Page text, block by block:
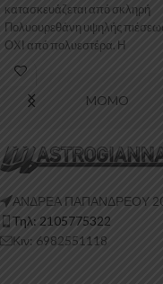
κατασκευάζεται από σκληρή
Πολυουρεθάνη υψηλής
ΟΧΙ από πολυεστέρα. Η
Πολυουρεθάνη
MOMO
ΑΝΔΡΕΑ ΠΑΠΑΝΔΡΕΟΥ
Τηλ: 2105775322
Κιν: 6982551118